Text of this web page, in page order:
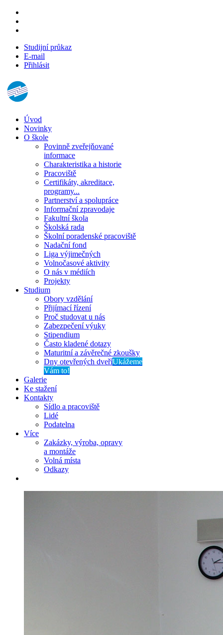
Studijní průkaz
E-mail
Přihlásit
Úvod
Novinky
O škole
Povinně zveřejňované
informace
Charakteristika a historie
Pracoviště
Certifikáty, akreditace,
programy...
Partnerství a spolupráce
Informační zpravodaje
Fakultní škola
Školská rada
Školní poradenské pracoviště
Nadační fond
Liga výjimečných
Volnočasové aktivity
O nás v médiích
Projekty
Studium
Obory vzdělání
Přijímací řízení
Proč studovat u nás
Zabezpečení výuky
Stipendium
Často kladené dotazy
Maturitní a závěrečné zkoušky
Dny otevřených dveříUkážeme
Vám to!
Galerie
Ke stažení
Kontakty
Sídlo a pracoviště
Lidé
Podatelna
Více
Zakázky, výroba, opravy
a montáže
Volná místa
Odkazy